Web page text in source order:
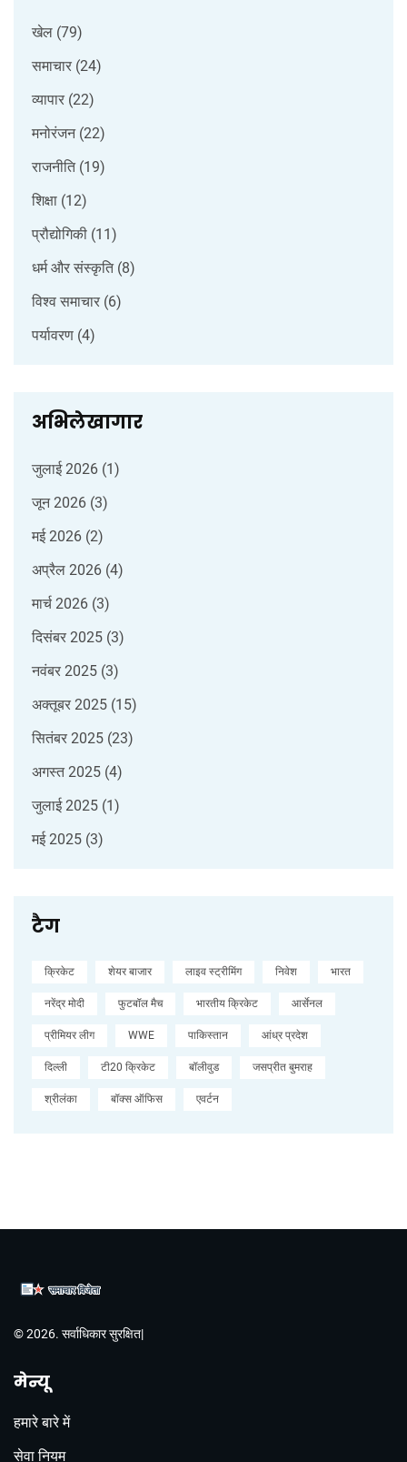
खेल (79)
समाचार (24)
व्यापार (22)
मनोरंजन (22)
राजनीति (19)
शिक्षा (12)
प्रौद्योगिकी (11)
धर्म और संस्कृति (8)
विश्व समाचार (6)
पर्यावरण (4)
अभिलेखागार
जुलाई 2026 (1)
जून 2026 (3)
मई 2026 (2)
अप्रैल 2026 (4)
मार्च 2026 (3)
दिसंबर 2025 (3)
नवंबर 2025 (3)
अक्तूबर 2025 (15)
सितंबर 2025 (23)
अगस्त 2025 (4)
जुलाई 2025 (1)
मई 2025 (3)
टैग
क्रिकेट शेयर बाजार लाइव स्ट्रीमिंग निवेश भारत
नरेंद्र मोदी फुटबॉल मैच भारतीय क्रिकेट आर्सेनल
प्रीमियर लीग WWE पाकिस्तान आंध्र प्रदेश
दिल्ली टी20 क्रिकेट बॉलीवुड जसप्रीत बुमराह
श्रीलंका बॉक्स ऑफिस एवर्टन
© 2026. सर्वाधिकार सुरक्षित|
मेन्यू
हमारे बारे में
सेवा नियम